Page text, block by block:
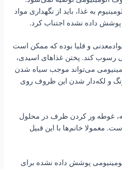
به غذا، باید از نگهداری مواد
داده نشده اجتناب کرد.
و قلیا بوده که ممکن است
کند. پختن غذاهای اسیدی،
می‌تواند موجب سیاه شدن
و لکه‌دار شدن این ظروف روی
غوطه ور کردن ظرف در محلول
معمولا‌ خانم‌ها با این قبیل
پوشش داده نشده برای